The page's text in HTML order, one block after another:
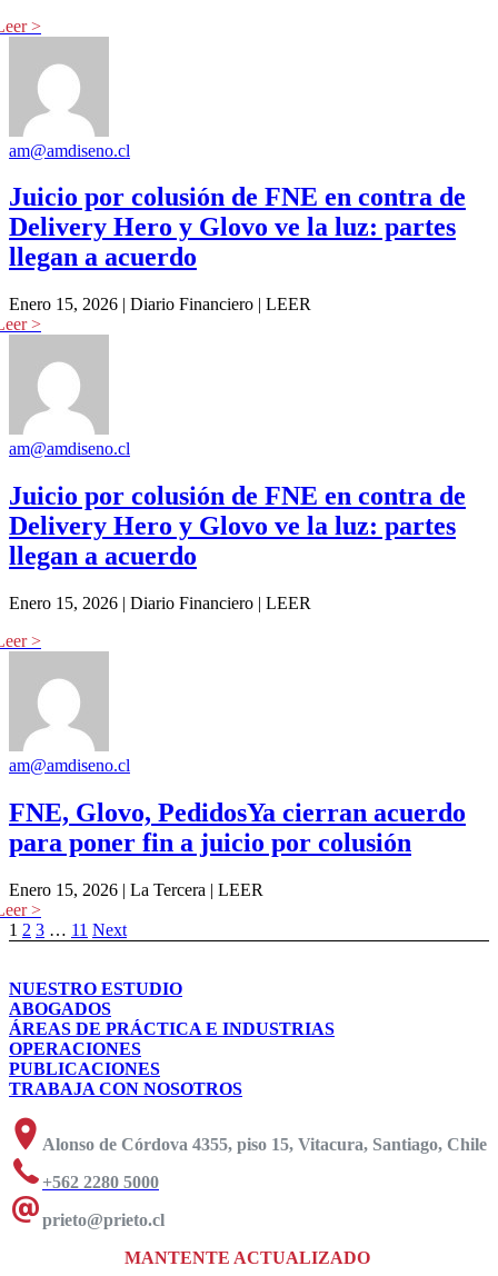
am@amdiseno.cl
Juicio por colusión de FNE en contra de
Delivery Hero y Glovo ve la luz: partes
llegan a acuerdo
Enero 15, 2026 | Diario Financiero | LEER
am@amdiseno.cl
Juicio por colusión de FNE en contra de
Delivery Hero y Glovo ve la luz: partes
llegan a acuerdo
Enero 15, 2026 | Diario Financiero | LEER
am@amdiseno.cl
FNE, Glovo, PedidosYa cierran acuerdo
para poner fin a juicio por colusión
Enero 15, 2026 | La Tercera | LEER
1 2 3 … 11 Next
NUESTRO ESTUDIO
ABOGADOS
ÁREAS DE PRÁCTICA E INDUSTRIAS
OPERACIONES
PUBLICACIONES
TRABAJA CON NOSOTROS
Alonso de Córdova 4355, piso 15, Vitacura, Santiago, Chile
+562 2280 5000
prieto@prieto.cl
MANTENTE ACTUALIZADO